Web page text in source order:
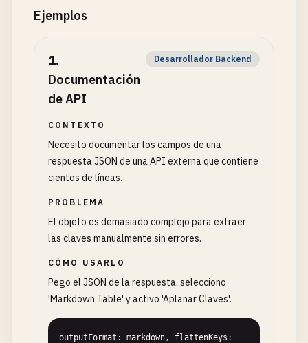
Ejemplos
1.
Documentación
de API
Desarrollador Backend
CONTEXTO
Necesito documentar los campos de una
respuesta JSON de una API externa que contiene
cientos de líneas.
PROBLEMA
El objeto es demasiado complejo para extraer
las claves manualmente sin errores.
CÓMO USARLO
Pego el JSON de la respuesta, selecciono
'Markdown Table' y activo 'Aplanar Claves'.
outputFormat: markdown, flattenKeys: